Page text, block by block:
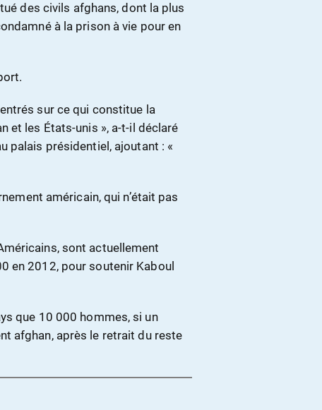
des civils afghans, dont la plus
à la prison à vie pour en
sur ce qui constitue la
et les États-unis », a-t-il déclaré
palais présidentiel, ajoutant : «
américain, qui n’était pas
sont actuellement
en 2012, pour soutenir Kaboul
que 10 000 hommes, si un
afghan, après le retrait du reste